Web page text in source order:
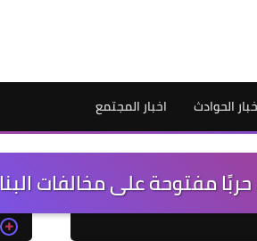
الحوادث اخبار المجتمع
مفتوحة على مخالفات